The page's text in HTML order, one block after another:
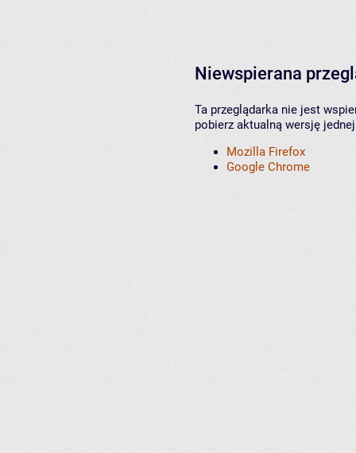
Niewspierana
Ta przeglądarka nie jest
pobierz aktualną wersję
Mozilla Firefox
Google Chrome